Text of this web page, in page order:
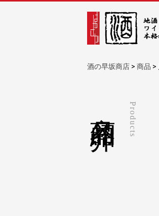
酒の早坂商店 > 商品 >
Products